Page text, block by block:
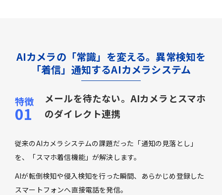
AIカメラの「常識」を変える。異常検知を
「着信」通知するAIカメラシステム
メールを待たない。AIカメラとスマホ
のダイレクト連携
従来のAIカメラシステムの課題だった「通知の見落とし」
を、「スマホ着信機能」が解決します。
AIが転倒検知や侵入検知を行った瞬間、あらかじめ登録した
スマートフォンへ直接電話を発信。